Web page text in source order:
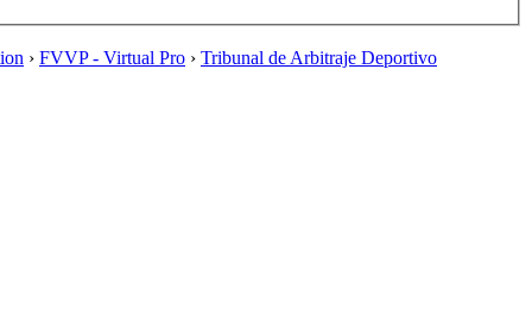
› FVVP - Virtual Pro › Tribunal de Arbitraje Deportivo